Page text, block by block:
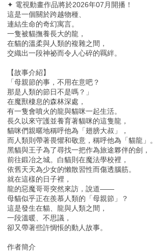
✦ 電視動畫作品將於2026年07月開播！
這是一個關於跨越物種、
連結生命的奇幻寓言。
一隻被貓撫養長大的龍，
在貓的溫柔與人類的複雜之間，
交織出一段神祕而令人心碎的羈絆。
【故事介紹】
「母親節的事，不用在意吧？
那是人類的節日不是嗎？」
在魔獸棲息的森林深處，
有一隻會噴火的龍與貓咪一起生活。
長久以來守護並養育著貓咪的這隻龍，
貓咪們親暱地稱呼他為「翅膀大叔」，
而人類則帶著畏懼和敬意，稱呼他為「貓龍」。
黑貓與王子為了尋找一把作為旅途夥伴的劍，
前往鍛冶之城。白貓則在魔法學校裡，
依舊天天為少女的懶散習性而傷透腦筋。
就在這樣的日子裡，
龍的惡魔哥哥突然來訪，說道——
母貓似乎正在羨慕人類的「母親節」？
這是發生在貓、龍與人類之間，
一段溫暖、不思議，
卻又帶著些許惆悵的動人故事。
作者簡介